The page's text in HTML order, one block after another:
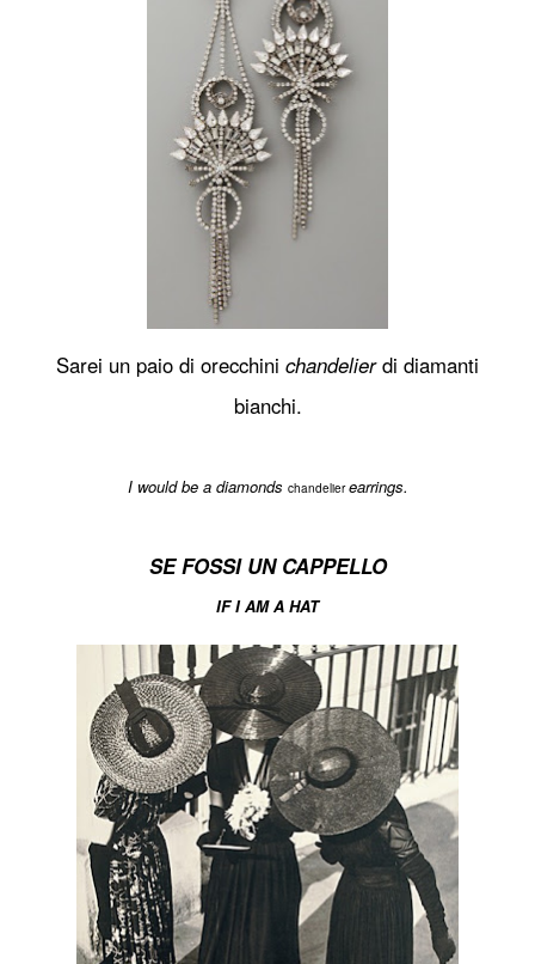
Sarei un paio di orecchini chandelierdi diamanti
bianchi.
I would be a diamonds chandelierearrings.
SE FOSSI UN CAPPELLO
IF I AM A HAT